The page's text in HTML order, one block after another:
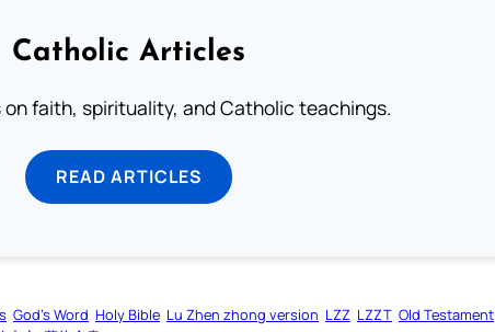
Catholic Articles
on faith, spirituality, and Catholic teachings.
READ ARTICLES
God’s Word Holy Bible Lu Zhen zhong version LZZ LZZT Old Testament